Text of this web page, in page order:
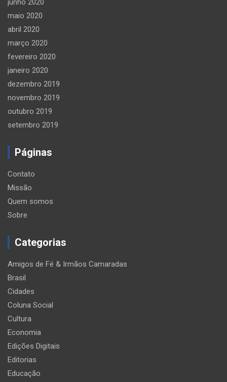
junho 2020
maio 2020
abril 2020
março 2020
fevereiro 2020
janeiro 2020
dezembro 2019
novembro 2019
outubro 2019
setembro 2019
Páginas
Contato
Missão
Quem somos
Sobre
Categorias
Amigos de Fé & Irmãos Camaradas
Brasil
Cidades
Coluna Social
Cultura
Economia
Edições Digitais
Editorias
Educação